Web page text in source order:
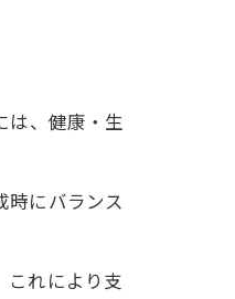
は、健康・生
時にバランス
れにより支